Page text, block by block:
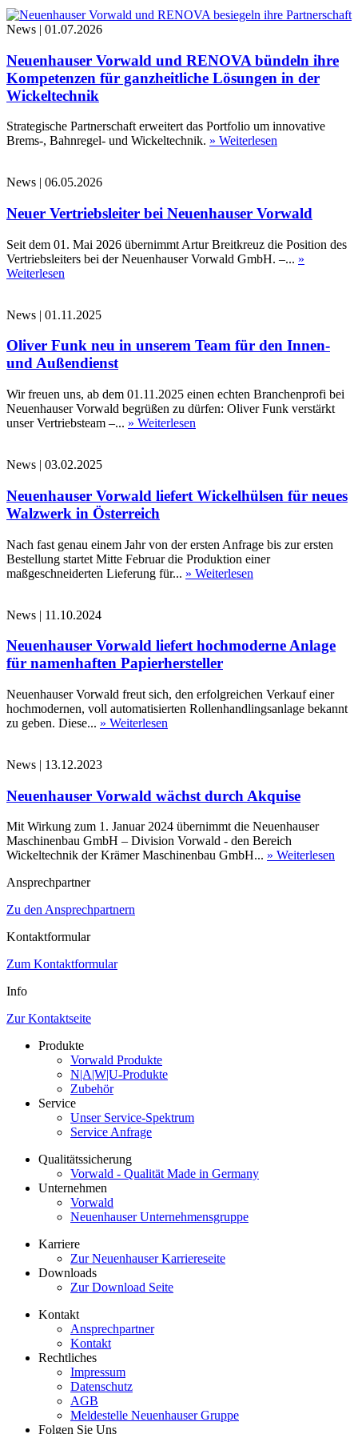
News | 01.07.2026
Neuenhauser Vorwald und RENOVA bündeln ihre
Kompetenzen für ganzheitliche Lösungen in der
Wickeltechnik
Strategische Partnerschaft erweitert das Portfolio um innovative
Brems-, Bahnregel- und Wickeltechnik. » Weiterlesen
News | 06.05.2026
Neuer Vertriebsleiter bei Neuenhauser Vorwald
Seit dem 01. Mai 2026 übernimmt Artur Breitkreuz die Position des
Vertriebsleiters bei der Neuenhauser Vorwald GmbH. –... »
Weiterlesen
News | 01.11.2025
Oliver Funk neu in unserem Team für den Innen-
und Außendienst
Wir freuen uns, ab dem 01.11.2025 einen echten Branchenprofi bei
Neuenhauser Vorwald begrüßen zu dürfen: Oliver Funk verstärkt
unser Vertriebsteam –... » Weiterlesen
News | 03.02.2025
Neuenhauser Vorwald liefert Wickelhülsen für neues
Walzwerk in Österreich
Nach fast genau einem Jahr von der ersten Anfrage bis zur ersten
Bestellung startet Mitte Februar die Produktion einer
maßgeschneiderten Lieferung für... » Weiterlesen
News | 11.10.2024
Neuenhauser Vorwald liefert hochmoderne Anlage
für namenhaften Papierhersteller
Neuenhauser Vorwald freut sich, den erfolgreichen Verkauf einer
hochmodernen, voll automatisierten Rollenhandlingsanlage bekannt
zu geben. Diese... » Weiterlesen
News | 13.12.2023
Neuenhauser Vorwald wächst durch Akquise
Mit Wirkung zum 1. Januar 2024 übernimmt die Neuenhauser
Maschinenbau GmbH – Division Vorwald - den Bereich
Wickeltechnik der Krämer Maschinenbau GmbH... » Weiterlesen
Ansprechpartner
Zu den Ansprechpartnern
Kontaktformular
Zum Kontaktformular
Info
Zur Kontaktseite
Produkte
Vorwald Produkte
N|A|W|U-Produkte
Zubehör
Service
Unser Service-Spektrum
Service Anfrage
Qualitätssicherung
Vorwald - Qualität Made in Germany
Unternehmen
Vorwald
Neuenhauser Unternehmensgruppe
Karriere
Zur Neuenhauser Karriereseite
Downloads
Zur Download Seite
Kontakt
Ansprechpartner
Kontakt
Rechtliches
Impressum
Datenschutz
AGB
Meldestelle Neuenhauser Gruppe
Folgen Sie Uns